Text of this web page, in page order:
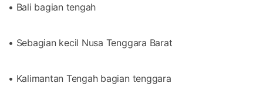
• Bali bagian tengah
• Sebagian kecil Nusa Tenggara Barat
• Kalimantan Tengah bagian tenggara